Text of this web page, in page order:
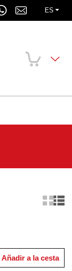
ES
Añadir a la cesta